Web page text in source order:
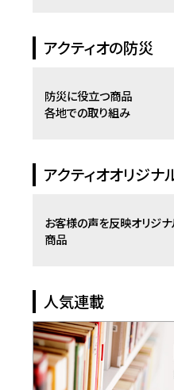
アクティオの防災
防災に役立つ商品
各地での取り組み
アクティオオリジナ
お客様の声を反映オリジ
商品
人気連載